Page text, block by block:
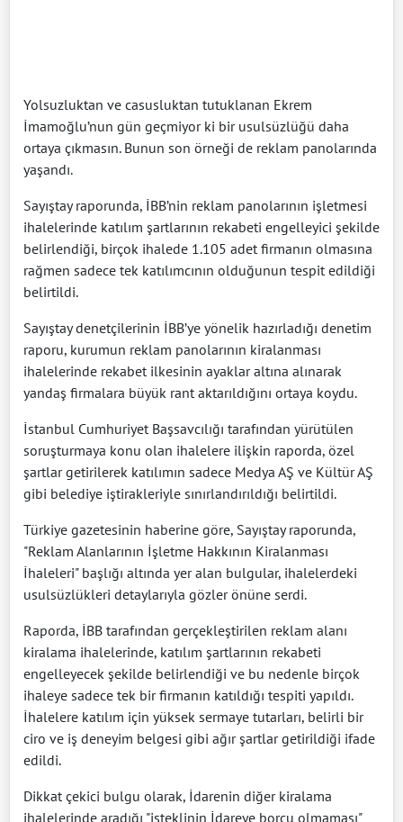
Yolsuzluktan ve casusluktan tutuklanan Ekrem
İmamoğlu’nun gün geçmiyor ki bir usulsüzlüğü daha
ortaya çıkmasın. Bunun son örneği de reklam panolarında
yaşandı.
Sayıştay raporunda, İBB’nin reklam panolarının işletmesi
ihalelerinde katılım şartlarının rekabeti engelleyici şekilde
belirlendiği, birçok ihalede 1.105 adet firmanın olmasına
rağmen sadece tek katılımcının olduğunun tespit edildiği
belirtildi.
Sayıştay denetçilerinin İBB’ye yönelik hazırladığı denetim
raporu, kurumun reklam panolarının kiralanması
ihalelerinde rekabet ilkesinin ayaklar altına alınarak
yandaş firmalara büyük rant aktarıldığını ortaya koydu.
İstanbul Cumhuriyet Başsavcılığı tarafından yürütülen
soruşturmaya konu olan ihalelere ilişkin raporda, özel
şartlar getirilerek katılımın sadece Medya AŞ ve Kültür AŞ
gibi belediye iştirakleriyle sınırlandırıldığı belirtildi.
Türkiye gazetesinin haberine göre, Sayıştay raporunda,
"Reklam Alanlarının İşletme Hakkının Kiralanması
İhaleleri" başlığı altında yer alan bulgular, ihalelerdeki
usulsüzlükleri detaylarıyla gözler önüne serdi.
Raporda, İBB tarafından gerçekleştirilen reklam alanı
kiralama ihalelerinde, katılım şartlarının rekabeti
engelleyecek şekilde belirlendiği ve bu nedenle birçok
ihaleye sadece tek bir firmanın katıldığı tespiti yapıldı.
İhalelere katılım için yüksek sermaye tutarları, belirli bir
ciro ve iş deneyim belgesi gibi ağır şartlar getirildiği ifade
edildi.
Dikkat çekici bulgu olarak, İdarenin diğer kiralama
ihalelerinde aradığı "isteklinin İdareye borcu olmaması"